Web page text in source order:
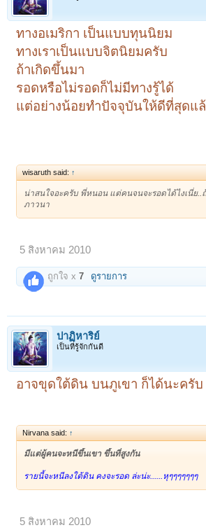
ทางอเมริกา เป็นแบบทุนนิยม
ทางเราเป็นแบบจิตนิยมครับ
ถ้าเกิดขึ้นมา
รอดหรือไม่รอดก็ไม่มีทางรู้ได้
แต่อย่างน้อยทำปัจจุบันให้ดีที่สุดแ
wisaruth said: ↑
น่าสนใจอะครับ พี่หนอน แต่คนจนจะรอดได้ไงเนี่ย
ภาวนา
5 สิงหาคม 2010
ถูกใจ x7 ดูรายการ
ปาฏิหาริย์
เป็นที่รู้จักกันดี
อาจขุดใต้ดิน บนภูเขา ก็ได้นะครับ
Nirvana said: ↑
มีแต่ผู้คนจะหนีขึ้นเขา ขึ้นที่สูงกัน
รายนี้จะหนีลงใต้ดิน คงจะรอด ล่ะน่ะ......หุๆๆๆๆๆๆๆ
5 สิงหาคม 2010